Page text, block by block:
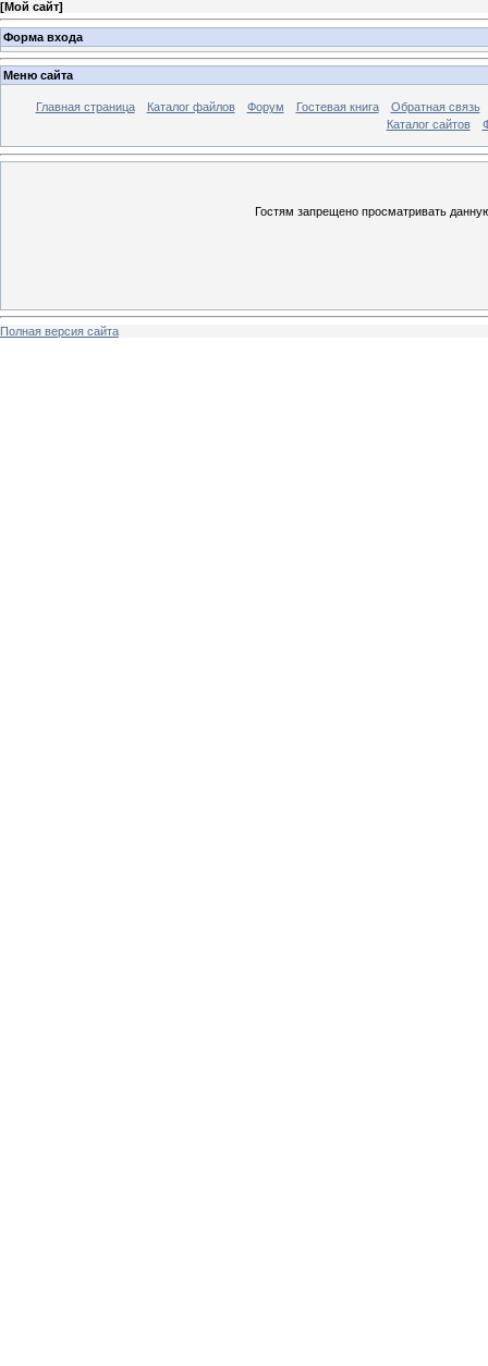
[Мой сайт]
Форма входа
Меню сайта
Главная страница Каталог файлов Форум Гостевая книга
Обратная связь
Каталог сайтов
Гостям запрещено просматривать
Полная версия сайта